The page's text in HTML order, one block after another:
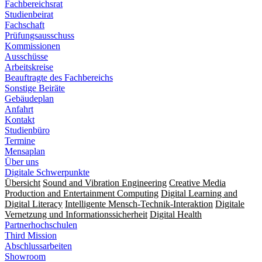
Fachbereichsrat
Studienbeirat
Fachschaft
Prüfungsausschuss
Kommissionen
Ausschüsse
Arbeitskreise
Beauftragte des Fachbereichs
Sonstige Beiräte
Gebäudeplan
Anfahrt
Kontakt
Studienbüro
Termine
Mensaplan
Über uns
Digitale Schwerpunkte
Übersicht Sound and Vibration Engineering Creative Media
Production and Entertainment Computing Digital Learning and
Digital Literacy Intelligente Mensch-Technik-Interaktion Digitale
Vernetzung und Informationssicherheit Digital Health
Partnerhochschulen
Third Mission
Abschlussarbeiten
Showroom